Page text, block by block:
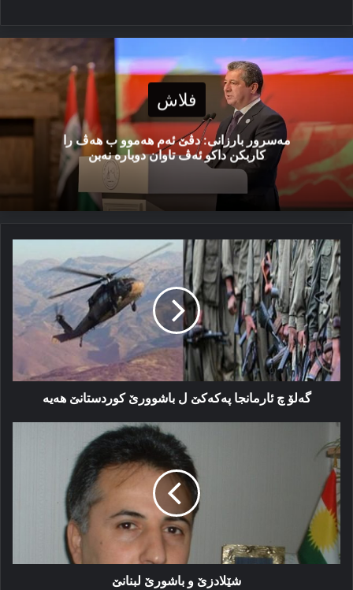
فلاش
مەسرور بارزانی: دڤێ ئەم هەموو ب هەڤ را
کاربکن داکو ئەڤ تاوان دوبارە نەبن
گه‌لۆ
چ
ئارمانجا
پەکەکێ
ل
باشوورێ
کوردستانێ
هه‌یه‌
گه‌لۆ چ ئارمانجا پەکەکێ ل باشوورێ کوردستانێ هه‌یه‌
شێلادزێ
و
باشورێ
لبنانێ
شێلادزێ و باشورێ لبنانێ